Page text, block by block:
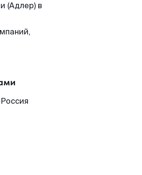
(Адлер) в